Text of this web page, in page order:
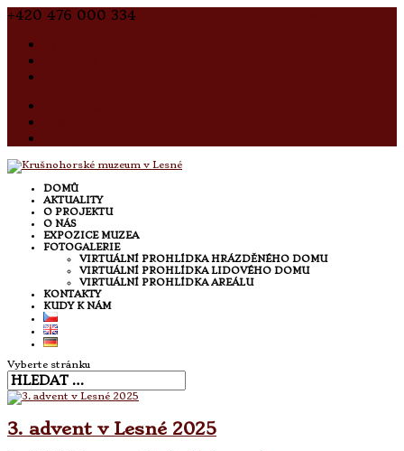
+420 476 000 334
DOMŮ
AKTUALITY
O PROJEKTU
O NÁS
EXPOZICE MUZEA
FOTOGALERIE
VIRTUÁLNÍ PROHLÍDKA HRÁZDĚNÉHO DOMU
VIRTUÁLNÍ PROHLÍDKA LIDOVÉHO DOMU
VIRTUÁLNÍ PROHLÍDKA AREÁLU
KONTAKTY
KUDY K NÁM
Vyberte stránku
3. advent v Lesné 2025